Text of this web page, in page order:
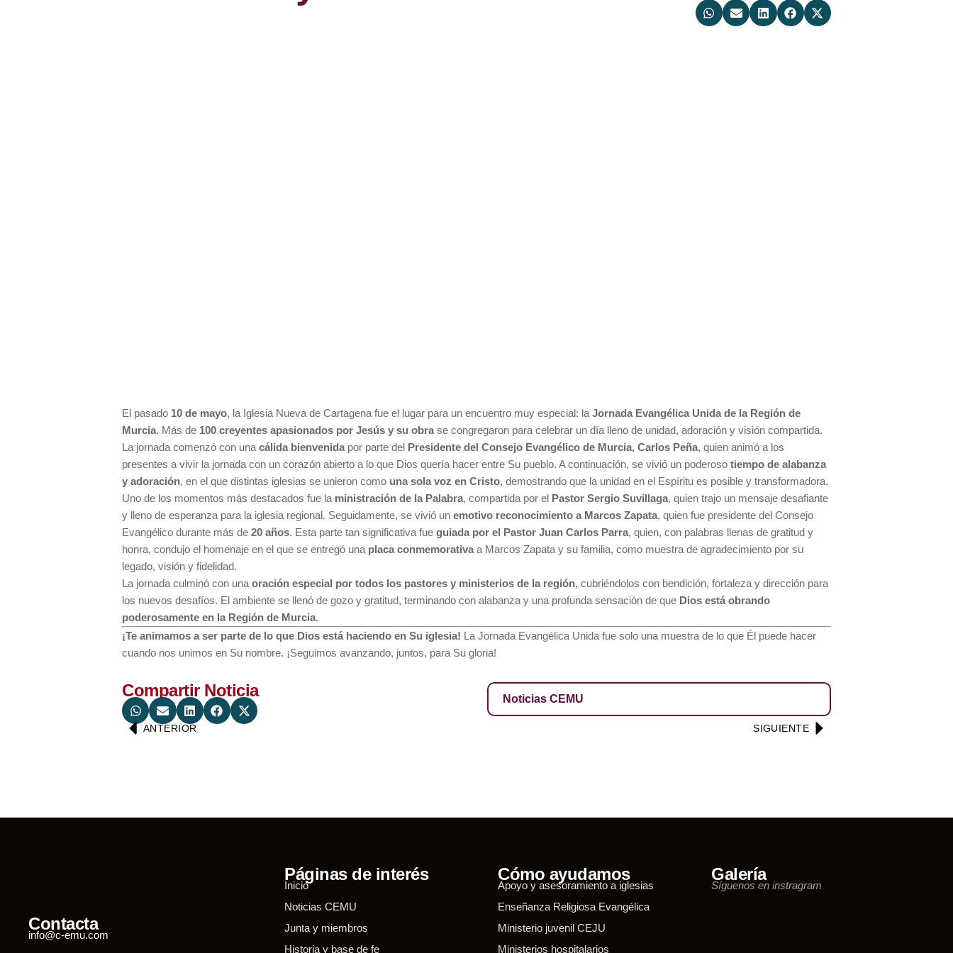
El pasado 10 de mayo, la Iglesia Nueva de Cartagena fue el lugar para un encuentro muy especial: la Jornada Evangélica Unida de la Región de
Murcia. Más de 100 creyentes apasionados por Jesús y su obra se congregaron para celebrar un día lleno de unidad, adoración y visión compartida.
La jornada comenzó con una cálida bienvenida por parte del Presidente del Consejo Evangélico de Murcia, Carlos Peña, quien animó a los
presentes a vivir la jornada con un corazón abierto a lo que Dios quería hacer entre Su pueblo. A continuación, se vivió un poderoso tiempo de alabanza
y adoración, en el que distintas iglesias se unieron como una sola voz en Cristo, demostrando que la unidad en el Espíritu es posible y transformadora.
Uno de los momentos más destacados fue la ministración de la Palabra, compartida por el Pastor Sergio Suvillaga, quien trajo un mensaje desafiante
y lleno de esperanza para la iglesia regional. Seguidamente, se vivió un emotivo reconocimiento a Marcos Zapata, quien fue presidente del Consejo
Evangélico durante más de 20 años. Esta parte tan significativa fue guiada por el Pastor Juan Carlos Parra, quien, con palabras llenas de gratitud y
honra, condujo el homenaje en el que se entregó una placa conmemorativa a Marcos Zapata y su familia, como muestra de agradecimiento por su
legado, visión y fidelidad.
La jornada culminó con una oración especial por todos los pastores y ministerios de la región, cubriéndolos con bendición, fortaleza y dirección para
los nuevos desafíos. El ambiente se llenó de gozo y gratitud, terminando con alabanza y una profunda sensación de que Dios está obrando
poderosamente en la Región de Murcia.
¡Te animamos a ser parte de lo que Dios está haciendo en Su iglesia! La Jornada Evangélica Unida fue solo una muestra de lo que Él puede hacer
cuando nos unimos en Su nombre. ¡Seguimos avanzando, juntos, para Su gloria!
Compartir Noticia Noticias CEMU
ANTERIOR SIGUIENTE
Contacta
info@c-emu.com
Páginas de interés
Inicio
Noticias CEMU
Junta y miembros
Historia y base de fe
Cómo ayudamos
Apoyo y asesoramiento a iglesias
Enseñanza Religiosa Evangélica
Ministerio juvenil CEJU
Ministerios hospitalarios
Galería
Síguenos en instragram